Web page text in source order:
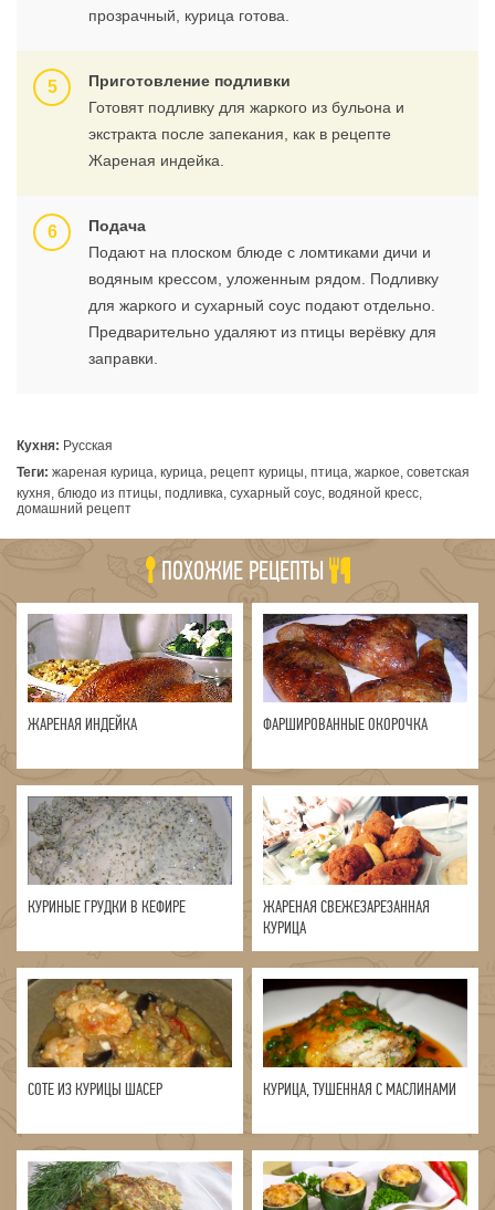
прозрачный, курица готова.
Приготовление подливки
Готовят подливку для жаркого из бульона и
экстракта после запекания, как в рецепте
Жареная индейка.
Подача
Подают на плоском блюде с ломтиками дичи и
водяным крессом, уложенным рядом. Подливку
для жаркого и сухарный соус подают отдельно.
Предварительно удаляют из птицы верёвку для
заправки.
Кухня: Русская
Теги: жареная курица, курица, рецепт курицы, птица, жаркое, советская
кухня, блюдо из птицы, подливка, сухарный соус, водяной кресс,
домашний рецепт
ПОХОЖИЕ РЕЦЕПТЫ
ЖАРЕНАЯ ИНДЕЙКА ФАРШИРОВАННЫЕ ОКОРОЧКА
КУРИНЫЕ ГРУДКИ В КЕФИРЕ
ЖАРЕНАЯ СВЕЖЕЗАРЕЗАННАЯ
КУРИЦА
СОТЕ ИЗ КУРИЦЫ ШАСЕР КУРИЦА, ТУШЕННАЯ С МАСЛИНАМИ